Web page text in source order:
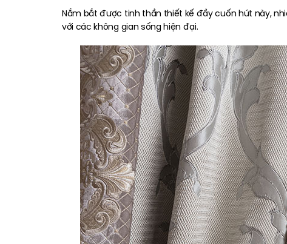
Nắm bắt được tinh thần thiết kế đầy cuốn hút này,
với các không gian sống hiện đại.